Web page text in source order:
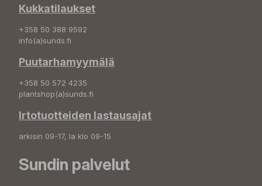
Kukkatilaukset
+358 50 388 9592
info(a)sunds.fi
Puutarhamyymälä
+358 50 572 4235
plantshop(a)sunds.fi
Irtotuotteiden lastausajat
arkisin 09-17, la klo 09-15
Sundin palvelut